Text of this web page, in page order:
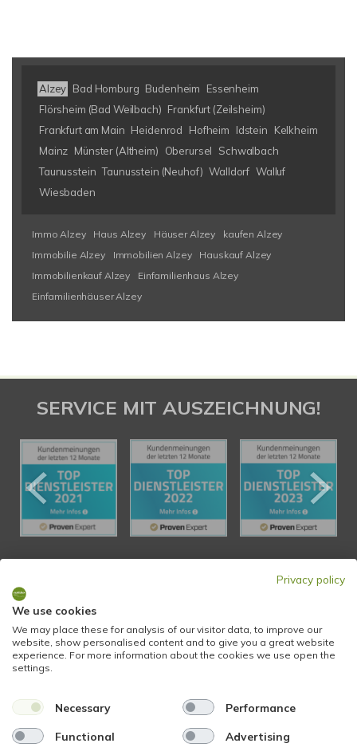
Alzey Bad Homburg Budenheim
Essenheim
Flörsheim (Bad Weilbach) Frankfurt (Zeilsheim)
Frankfurt am Main Heidenrod Hofheim Idstein
Kelkheim
Mainz Münster (Altheim) Oberursel
Schwalbach
Taunusstein Taunusstein (Neuhof) Walldorf Walluf
Wiesbaden
Immo Alzey Haus Alzey Häuser Alzey
kaufen Alzey
Immobilie Alzey
Immobilien Alzey
Hauskauf Alzey
Immobilienkauf Alzey
Einfamilienhaus Alzey
Einfamilienhäuser Alzey
SERVICE MIT AUSZEICHNUNG!
KONTAKT
STADTBLICK Immobilien
Glockengasse 2
65199 Wiesbaden
Tel.:
+49 611 9742 872
Fax: +49 611 9742 896
Privacy policy
We use cookies
We may place these for analysis of our visitor data, to improve our
website, show personalised content and to give you a great website
experience. For more information about the cookies we use open the
settings.
Necessary Performance
Functional Advertising